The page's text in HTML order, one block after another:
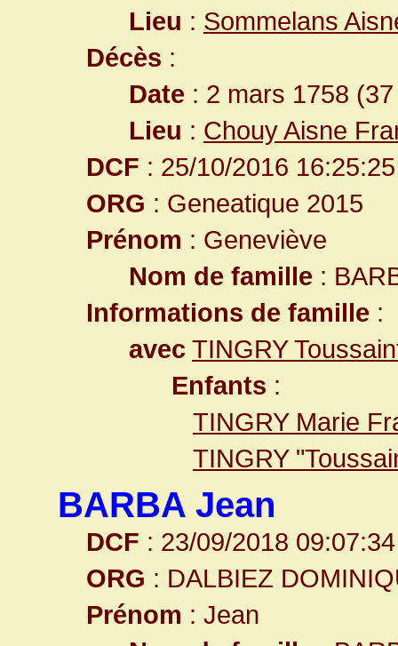
Lieu : Sommelans
Décès :
Date : 2 mars 1758
Lieu : Chouy Aisne
DCF : 25/10/2016 16:25:25
ORG : Geneatique 2015
Prénom : Geneviève
Nom de famille :
Informations de famille :
avec TINGRY
Enfants :
TINGRY Marie
TINGRY
BARBA Jean
DCF : 23/09/2018 09:07:34
ORG : DALBIEZ
Prénom : Jean